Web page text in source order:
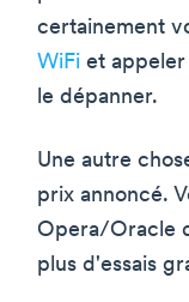
certainement
WiFi et
le dépanner.
Une autre
prix annoncé.
Opera/Oracle
plus d'essais